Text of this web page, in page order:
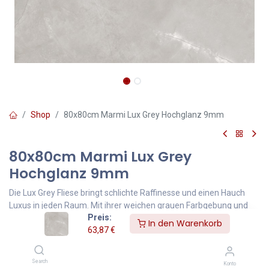
Preis:
63,87€
In den Warenkorb
Search Konto
Shop 80x80cm Marmi Lux Grey Hochglanz 9mm
80x80cm Marmi Lux Grey
Hochglanz 9mm
Die Lux Grey Fliese bringt schlichte Raffinesse und einen Hauch
Luxus in jeden Raum. Mit ihrer weichen grauen Farbgebung und
den zarten Marmorierungen ist sie ideal für puristische und
moderne Interieurs – ob Wand oder Boden.
63,87€